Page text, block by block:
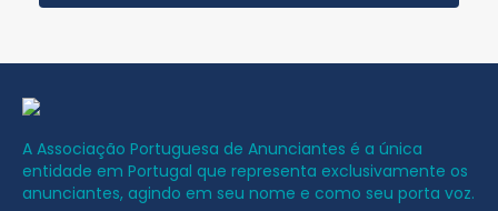
A Associação Portuguesa de Anunciantes é a única
entidade em Portugal que representa exclusivamente os
anunciantes, agindo em seu nome e como seu porta voz.